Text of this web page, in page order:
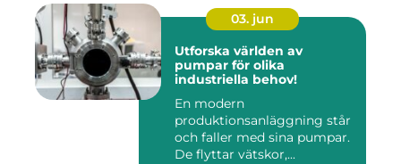
03. jun
Utforska världen av
pumpar för olika
industriella behov!
En modern
produktionsanläggning står
och faller med sina pumpar.
De flyttar vätskor,...